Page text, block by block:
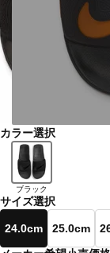
カラー選択
ブラック
サイズ選択
24.0cm 25.0cm